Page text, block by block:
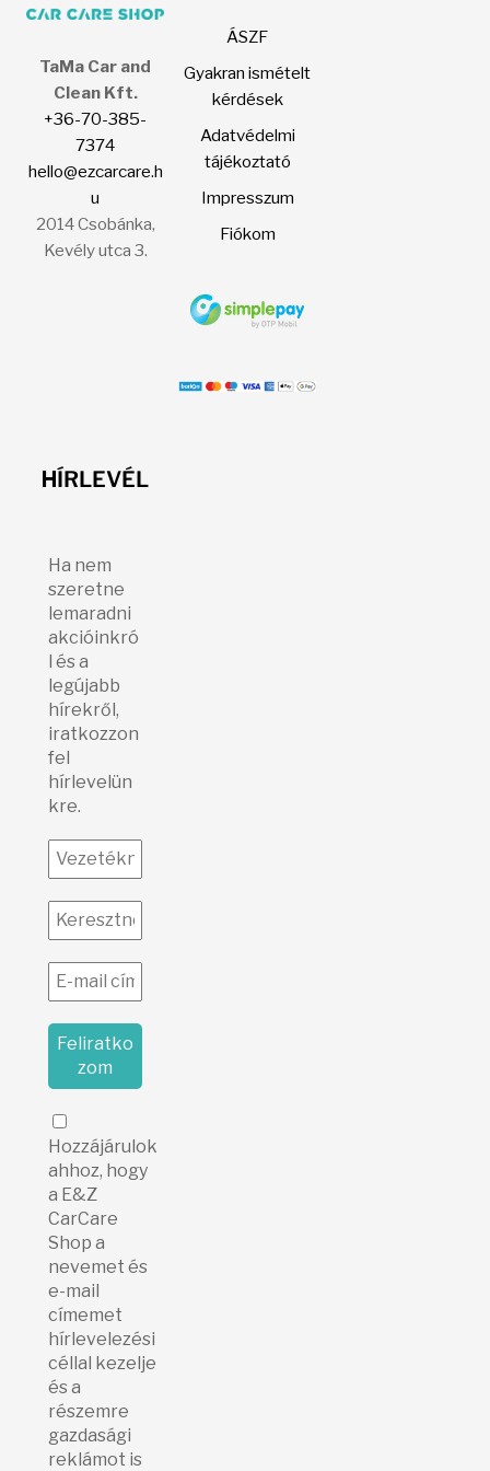
választhatók
ki
TaMa Car and
Clean Kft.
+36-70-385-
7374
hello@ezcarcare.h
u
2014 Csobánka,
Kevély utca 3.
ÁSZF
Gyakran ismételt
kérdések
Adatvédelmi
tájékoztató
Impresszum
Fiókom
HÍRLEVÉL
Ha nem
szeretne
lemaradni
akcióinkró
l és a
legújabb
hírekről,
iratkozzon
fel
hírlevelün
kre.
Hozzájárulok
ahhoz, hogy
a E&Z
CarCare
Shop a
nevemet és
e-mail
címemet
hírlevelezési
céllal kezelje
és a
részemre
gazdasági
reklámot is